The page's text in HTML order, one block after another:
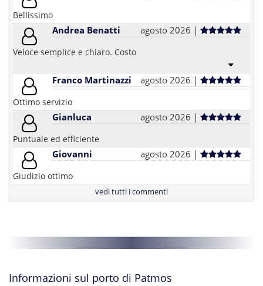
Bellissimo
Andrea Benatti agosto 2026 |
Veloce semplice e chiaro. Costo
Franco Martinazzi agosto 2026 |
Ottimo servizio
Gianluca agosto 2026 |
Puntuale ed efficiente
Giovanni agosto 2026 |
Giudizio ottimo
vedi tutti i commenti
Informazioni sul porto di Patmos